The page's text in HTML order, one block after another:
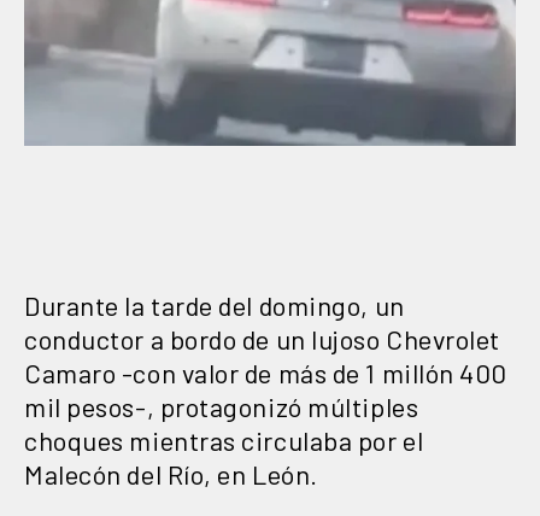
Durante la tarde del domingo, un
conductor a bordo de un lujoso Chevrolet
Camaro -con valor de más de 1 millón 400
mil pesos-, protagonizó múltiples
choques mientras circulaba por el
Malecón del Río, en León.